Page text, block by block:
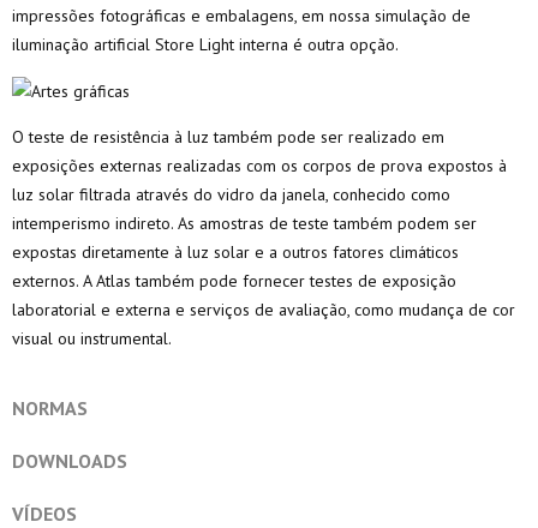
impressões fotográficas e embalagens, em nossa simulação de
iluminação artificial Store Light interna é outra opção.
O teste de resistência à luz também pode ser realizado em
exposições externas realizadas com os corpos de prova expostos à
luz solar filtrada através do vidro da janela, conhecido como
intemperismo indireto. As amostras de teste também podem ser
expostas diretamente à luz solar e a outros fatores climáticos
externos. A Atlas também pode fornecer testes de exposição
laboratorial e externa e serviços de avaliação, como mudança de cor
visual ou instrumental.
NORMAS
DOWNLOADS
VÍDEOS